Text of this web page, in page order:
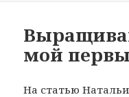
мой
На статью